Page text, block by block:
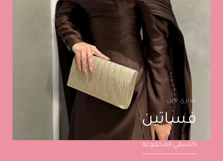
عذاري لاين
فساتين
اكتشفي المجموعة